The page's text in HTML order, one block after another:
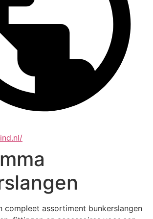
compleet assortiment bunkerslangen